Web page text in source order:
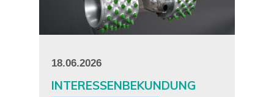
18.06.2026
INTERESSENBEKUNDUNG